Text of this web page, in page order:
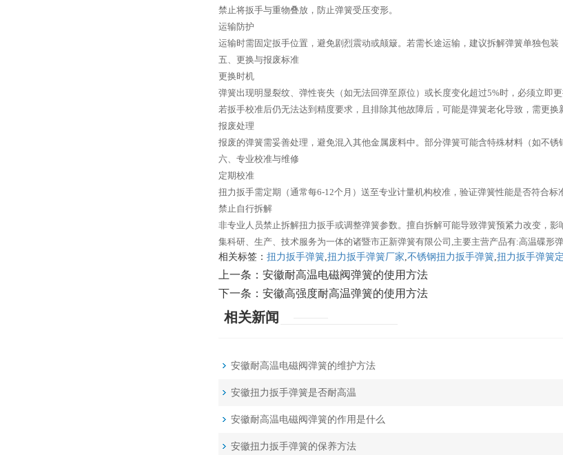
禁止将扳手与重物叠放，防止弹簧受压变形。
运输防护
运输时需固定扳手位置，避免剧烈震动或颠簸。若需长途运输，建议拆解弹簧单独包装
五、更换与报废标准
更换时机
弹簧出现明显裂纹、弹性丧失（如无法回弹至原位）或长度变化超过5%时，必须立即更
若扳手校准后仍无法达到精度要求，且排除其他故障后，可能是弹簧老化导致，需更换
报废处理
报废的弹簧需妥善处理，避免混入其他金属废料中。部分弹簧可能含特殊材料（如不锈
六、专业校准与维修
定期校准
扭力扳手需定期（通常每6-12个月）送至专业计量机构校准，验证弹簧性能是否符合标
禁止自行拆解
非专业人员禁止拆解扭力扳手或调整弹簧参数。擅自拆解可能导致弹簧预紧力改变，影
集科研、生产、技术服务为一体的诸暨市正新弹簧有限公司,主要主营产品有:高温碟形
相关标签： 扭力扳手弹簧,扭力扳手弹簧厂家,不锈钢扭力扳手弹簧,扭力扳手弹簧
上一条： 安徽耐高温电磁阀弹簧的使用方法
下一条： 安徽高强度耐高温弹簧的使用方法
相关新闻
安徽耐高温电磁阀弹簧的维护方法
安徽扭力扳手弹簧是否耐高温
安徽耐高温电磁阀弹簧的作用是什么
安徽扭力扳手弹簧的保养方法